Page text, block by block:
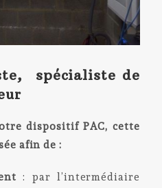
spécialiste de
dispositif PAC, cette
afin de :
: par l’intermédiaire